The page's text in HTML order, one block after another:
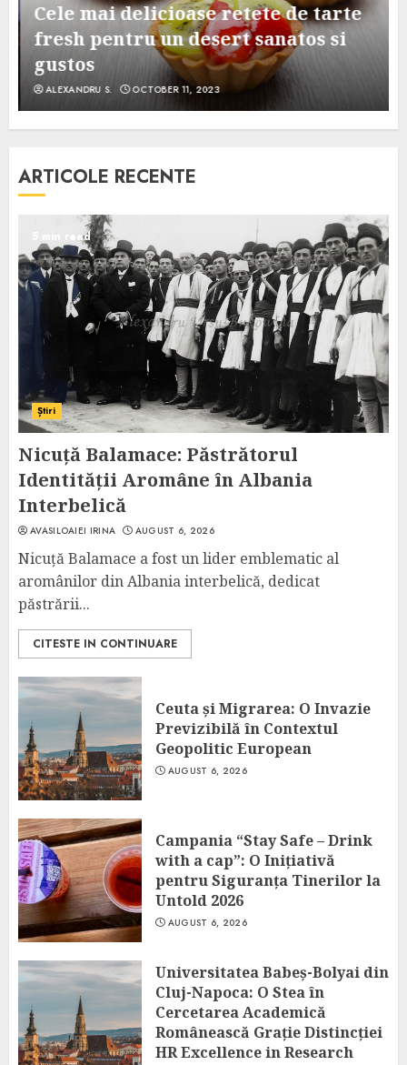
Cele mai delicioase retete de tarte
fresh pentru un desert sanatos si
gustos
ALEXANDRU S. OCTOBER 11, 2023
ARTICOLE RECENTE
5 min read
Știri
Nicuță Balamace: Păstrătorul
Identității Aromâne în Albania
Interbelică
AVASILOAIEI IRINA AUGUST 6, 2026
Nicuță Balamace a fost un lider emblematic al
aromânilor din Albania interbelică, dedicat
păstrării...
CITESTE IN CONTINUARE
Ceuta și Migrarea: O Invazie
Previzibilă în Contextul
Geopolitic European
AUGUST 6, 2026
Campania “Stay Safe – Drink
with a cap”: O Inițiativă
pentru Siguranța Tinerilor la
Untold 2026
AUGUST 6, 2026
Universitatea Babeș-Bolyai din
Cluj-Napoca: O Stea în
Cercetarea Academică
Românească Grație Distincției
HR Excellence in Research